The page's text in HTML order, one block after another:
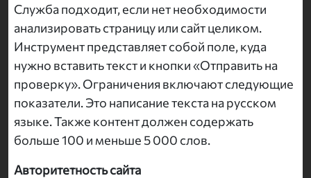
Служба подходит, если нет необходимости
анализировать страницу или сайт целиком.
Инструмент представляет собой поле, куда
нужно вставить текст и кнопки «Отправить на
проверку». Ограничения включают следующие
показатели. Это написание текста на русском
языке. Также контент должен содержать
больше 100 и меньше 5 000 слов.
Авторитетность сайта